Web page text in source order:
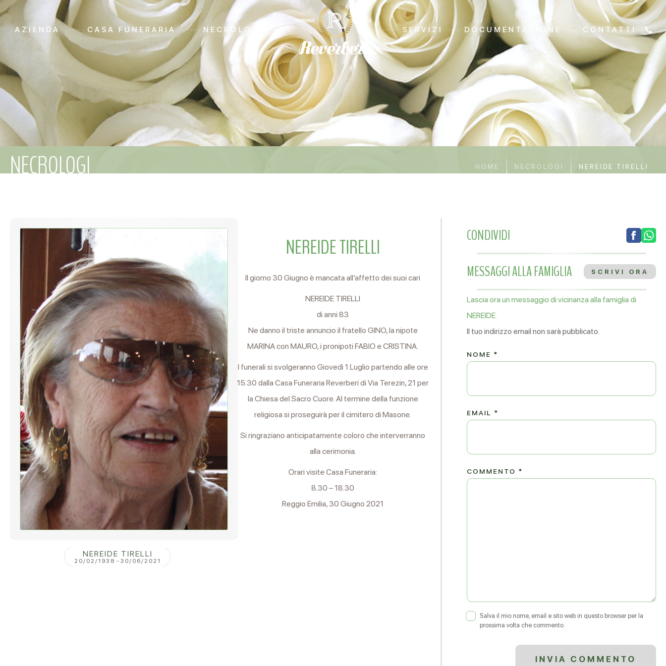
AZIENDA CASA FUNERARIA NECROLOGI SERVIZI DOCUMENTAZIONE CONTATTI
NECROLOGI HOME NECROLOGI NEREIDE TIRELLI
NEREIDE TIRELLI
20/02/1938 - 30/06/2021
NEREIDE TIRELLI
Il giorno 30 Giugno è mancata all’affetto dei suoi cari
NEREIDE TIRELLI
di anni 83
Ne danno il triste annuncio il fratello GINO, la nipote
MARINA con MAURO, i pronipoti FABIO e CRISTINA.
I funerali si svolgeranno Giovedì 1 Luglio partendo alle ore
15.30 dalla Casa Funeraria Reverberi di Via Terezin, 21 per
la Chiesa del Sacro Cuore. Al termine della funzione
religiosa si proseguirà per il cimitero di Masone.
Si ringraziano anticipatamente coloro che interverranno
alla cerimonia.
Orari visite Casa Funeraria:
8.30 – 18.30
Reggio Emilia, 30 Giugno 2021
CONDIVIDI
MESSAGGI ALLA FAMIGLIA
SCRIVI ORA
Lascia ora un messaggio di vicinanza alla famiglia di
NEREIDE.
Il tuo indirizzo email non sarà pubblicato.
COMMENTO *
NOME *
EMAIL *
Salva il mio nome, email e sito web in questo browser per la
prossima volta che commento.